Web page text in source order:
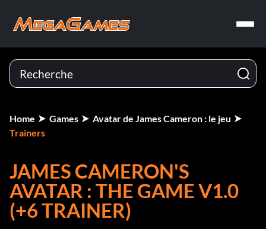
Home Games
Avatar de James Cameron : le jeu
Trainers
JAMES CAMERON'S
AVATAR : THE GAME V1.0
(+6 TRAINER)